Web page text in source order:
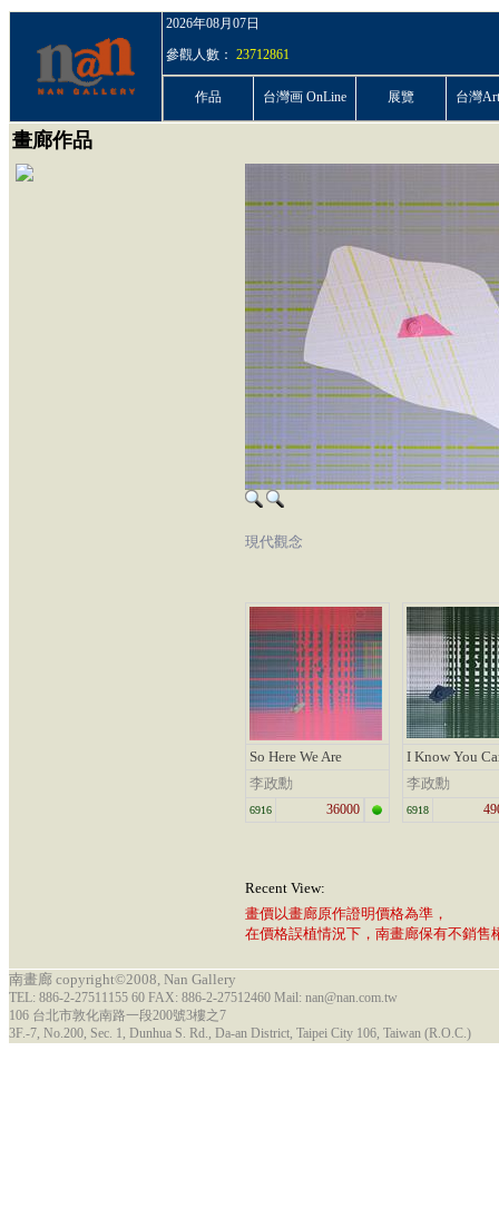
2026年08月07日
參觀人數： 23712861
作品 台灣画 OnLine 展覽 台灣
畫廊作品
現代觀念
So Here We Are
李政勳
6916 36000
I Know You
李政勳
6918
Recent View:
畫價以畫廊原作證明價格為準，
在價格誤植情況下，南畫廊保有不銷售
南畫廊 copyright©2008, Nan Gallery
TEL: 886-2-27511155 60 FAX: 886-2-27512460 Mail: nan@nan.com.tw
106 台北市敦化南路一段200號3樓之7
3F.-7, No.200, Sec. 1, Dunhua S. Rd., Da-an District, Taipei City 106, Taiwan (R.O.C.)